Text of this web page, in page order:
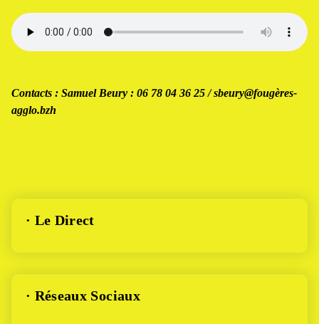
Contacts : Samuel Beury : 06 78 04 36 25 / sbeury@fougères-
agglo.bzh
· Le Direct
· Réseaux Sociaux